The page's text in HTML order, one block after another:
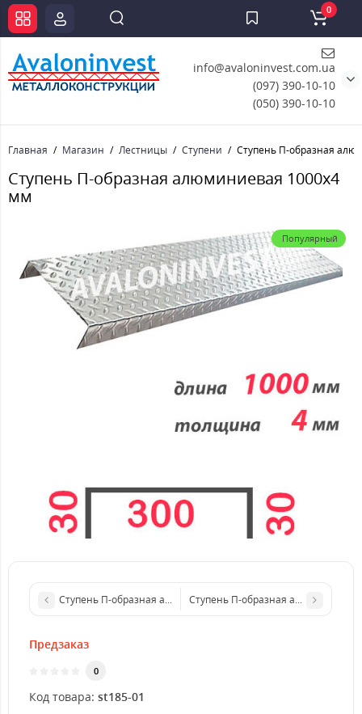
info@avaloninvest.com.ua
(097) 390-10-10
(050) 390-10-10
0
Главная Магазин Лестницы Ступени Ступень П-образная
Ступень П-образная алюминиевая 1000x4
мм
Популярный
Ступень П-образная алюминиевая 1000x3 мм
Ступень П-образная алюминиевая
Предзаказ
0
Код товара: st185-01